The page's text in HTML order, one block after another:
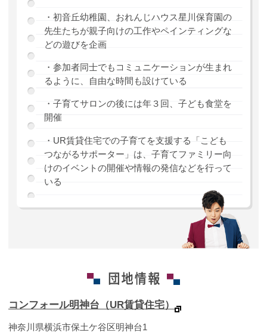
・初音丘幼稚園、おれんじハウス星川保育園の
先生たちが親子向けの工作やペインティングな
どの遊びを企画
・参加者同士でもコミュニケーションが生まれ
るように、自由な時間も設けている
・子育てサロンの後には年３回、子ども食堂を
開催
・UR賃貸住宅での子育てを支援する「こども
つながるサポーター」は、子育てファミリー向
けのイベントの開催や情報の発信などを行って
いる
コンフォール明神台（UR賃貸住宅）
神奈川県横浜市保土ケ谷区明神台1